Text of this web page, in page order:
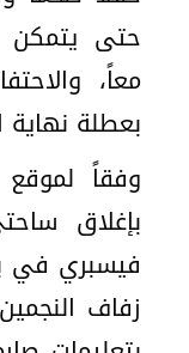
حتى يتمكن
معاً،
بعطلة نهاية
بإغلاق
فيسبري في
زفاف